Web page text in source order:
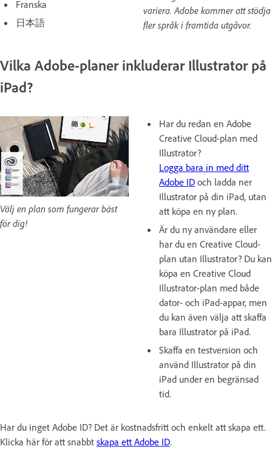
variera. Adobe kommer att stödja
fler språk i framtida utgåvor.
Franska
日本語
Vilka Adobe-planer inkluderar Illustrator på
iPad?
Välj en plan som fungerar bäst
för dig!
Har du redan en Adobe
Creative Cloud-plan med
Illustrator?
Logga bara in med ditt
Adobe ID och ladda ner
Illustrator på din iPad, utan
att köpa en ny plan.
Är du ny användare eller
har du en Creative Cloud-
plan utan Illustrator? Du kan
köpa en Creative Cloud
Illustrator-plan med både
dator- och iPad-appar, men
du kan även välja att skaffa
bara Illustrator på iPad.
Skaffa en testversion och
använd Illustrator på din
iPad under en begränsad
tid.
Har du inget Adobe ID? Det är kostnadsfritt och enkelt att skapa ett.
Klicka här för att snabbt skapa ett Adobe ID.